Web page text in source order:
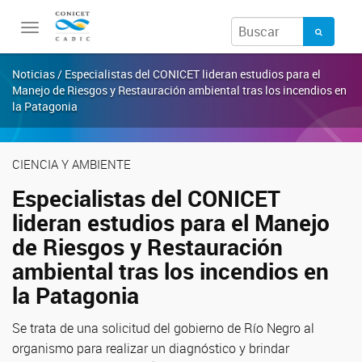
Toggle
Noticias / Especialistas del CONICET lideran estudios para el
Manejo de Riesgos y Restauración ambiental tras los incendios en
la Patagonia
CIENCIA Y AMBIENTE
Especialistas del CONICET
lideran estudios para el Manejo
de Riesgos y Restauración
ambiental tras los incendios en
la Patagonia
Se trata de una solicitud del gobierno de Río Negro al
organismo para realizar un diagnóstico y brindar